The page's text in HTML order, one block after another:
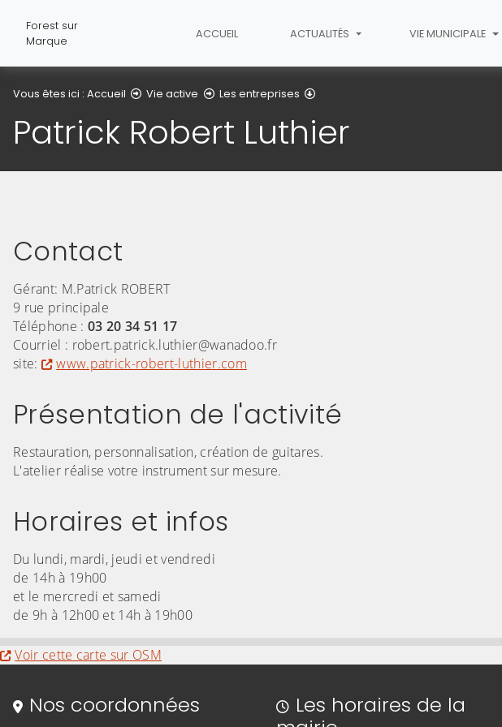
Forest sur
Marque
ACCUEIL ACTUALITÉS VIE MUNICIPALE
Vous êtes ici : Accueil Vie active Les entreprises
Patrick Robert Luthier
Contact
Gérant: M.Patrick ROBERT
9 rue principale
Téléphone : 03 20 34 51 17
Courriel : robert.patrick.luthier@wanadoo.fr
site:
www.patrick-robert-luthier.com
Présentation de l'activité
Restauration, personnalisation, création de guitares.
L'atelier réalise votre instrument sur mesure.
Horaires et infos
Du lundi, mardi, jeudi et vendredi
de 14h à 19h00
et le mercredi et samedi
de 9h à 12h00 et 14h à 19h00
Evitez la carte interactive ci-après et aller au lien qui permet
Voir cette carte sur OSM
Informations de contact
Nos coordonnées
Les horaires de la